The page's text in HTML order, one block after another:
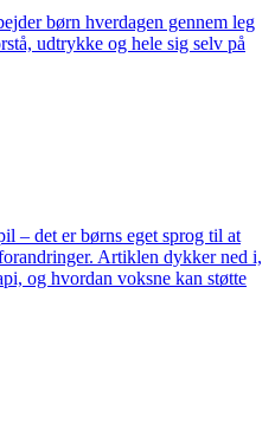
børn hverdagen gennem leg
udtrykke og hele sig selv på
– det er børns eget sprog til at
Artiklen dykker ned i,
og hvordan voksne kan støtte